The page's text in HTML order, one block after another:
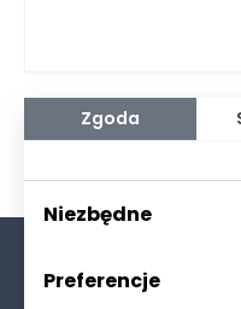
wymaga uwzględnienia
oraz jej zdolności do
rynkowe. Warto zatem
koszty, zarówno
Zgoda
Niezbędne
Preferencje